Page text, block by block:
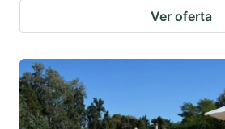
Ver oferta